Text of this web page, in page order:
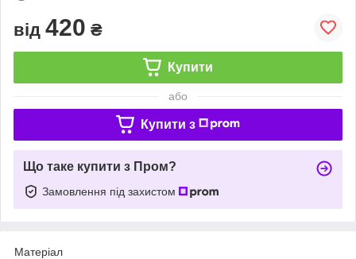
від 420 ₴
Купити
або
Купити з
Що таке купити з Пром?
Замовлення під захистом
Матеріал